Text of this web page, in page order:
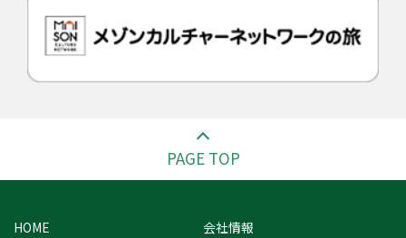
PAGE TOP
HOME 会社情報